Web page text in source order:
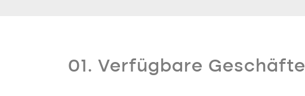
01. Verfügbare Geschäfte